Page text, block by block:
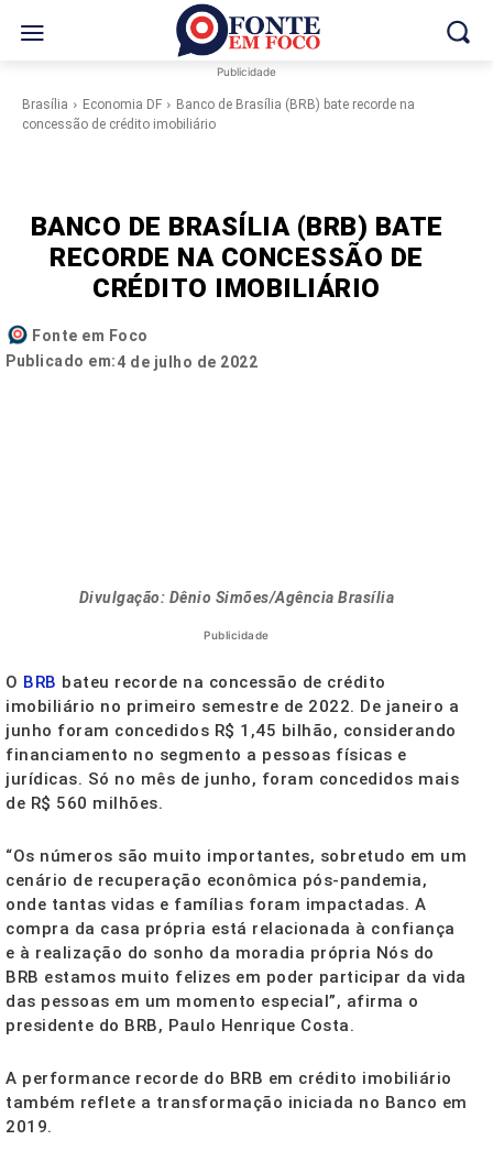
Publicidade
Brasília Economia DF
Banco de Brasília (BRB) bate recorde na
concessão de crédito imobiliário
BANCO DE BRASÍLIA (BRB) BATE
RECORDE NA CONCESSÃO DE
CRÉDITO IMOBILIÁRIO
Fonte em Foco
Publicado em:4 de julho de 2022
Divulgação: Dênio Simões/Agência Brasília
Publicidade
O BRB bateu recorde na concessão de crédito
imobiliário no primeiro semestre de 2022. De janeiro a
junho foram concedidos R$ 1,45 bilhão, considerando
financiamento no segmento a pessoas físicas e
jurídicas. Só no mês de junho, foram concedidos mais
de R$ 560 milhões.
“Os números são muito importantes, sobretudo em um
cenário de recuperação econômica pós-pandemia,
onde tantas vidas e famílias foram impactadas. A
compra da casa própria está relacionada à confiança
e à realização do sonho da moradia própria Nós do
BRB estamos muito felizes em poder participar da vida
das pessoas em um momento especial”, afirma o
presidente do BRB, Paulo Henrique Costa.
A performance recorde do BRB em crédito imobiliário
também reflete a transformação iniciada no Banco em
2019.